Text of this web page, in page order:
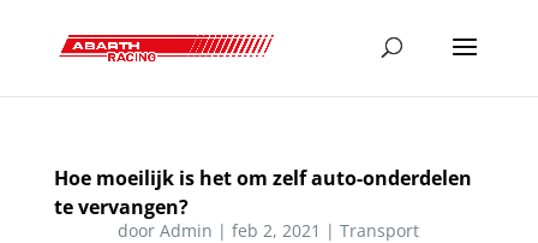
Hoe moeilijk is het om zelf auto-onderdelen
te vervangen?
doorAdmin |feb 2, 2021 |Transport